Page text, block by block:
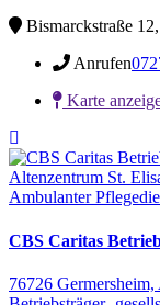
Bismarckstraße
Anrufen
Karte
Ambulanter
CBS Caritas
76726 Germersheim,